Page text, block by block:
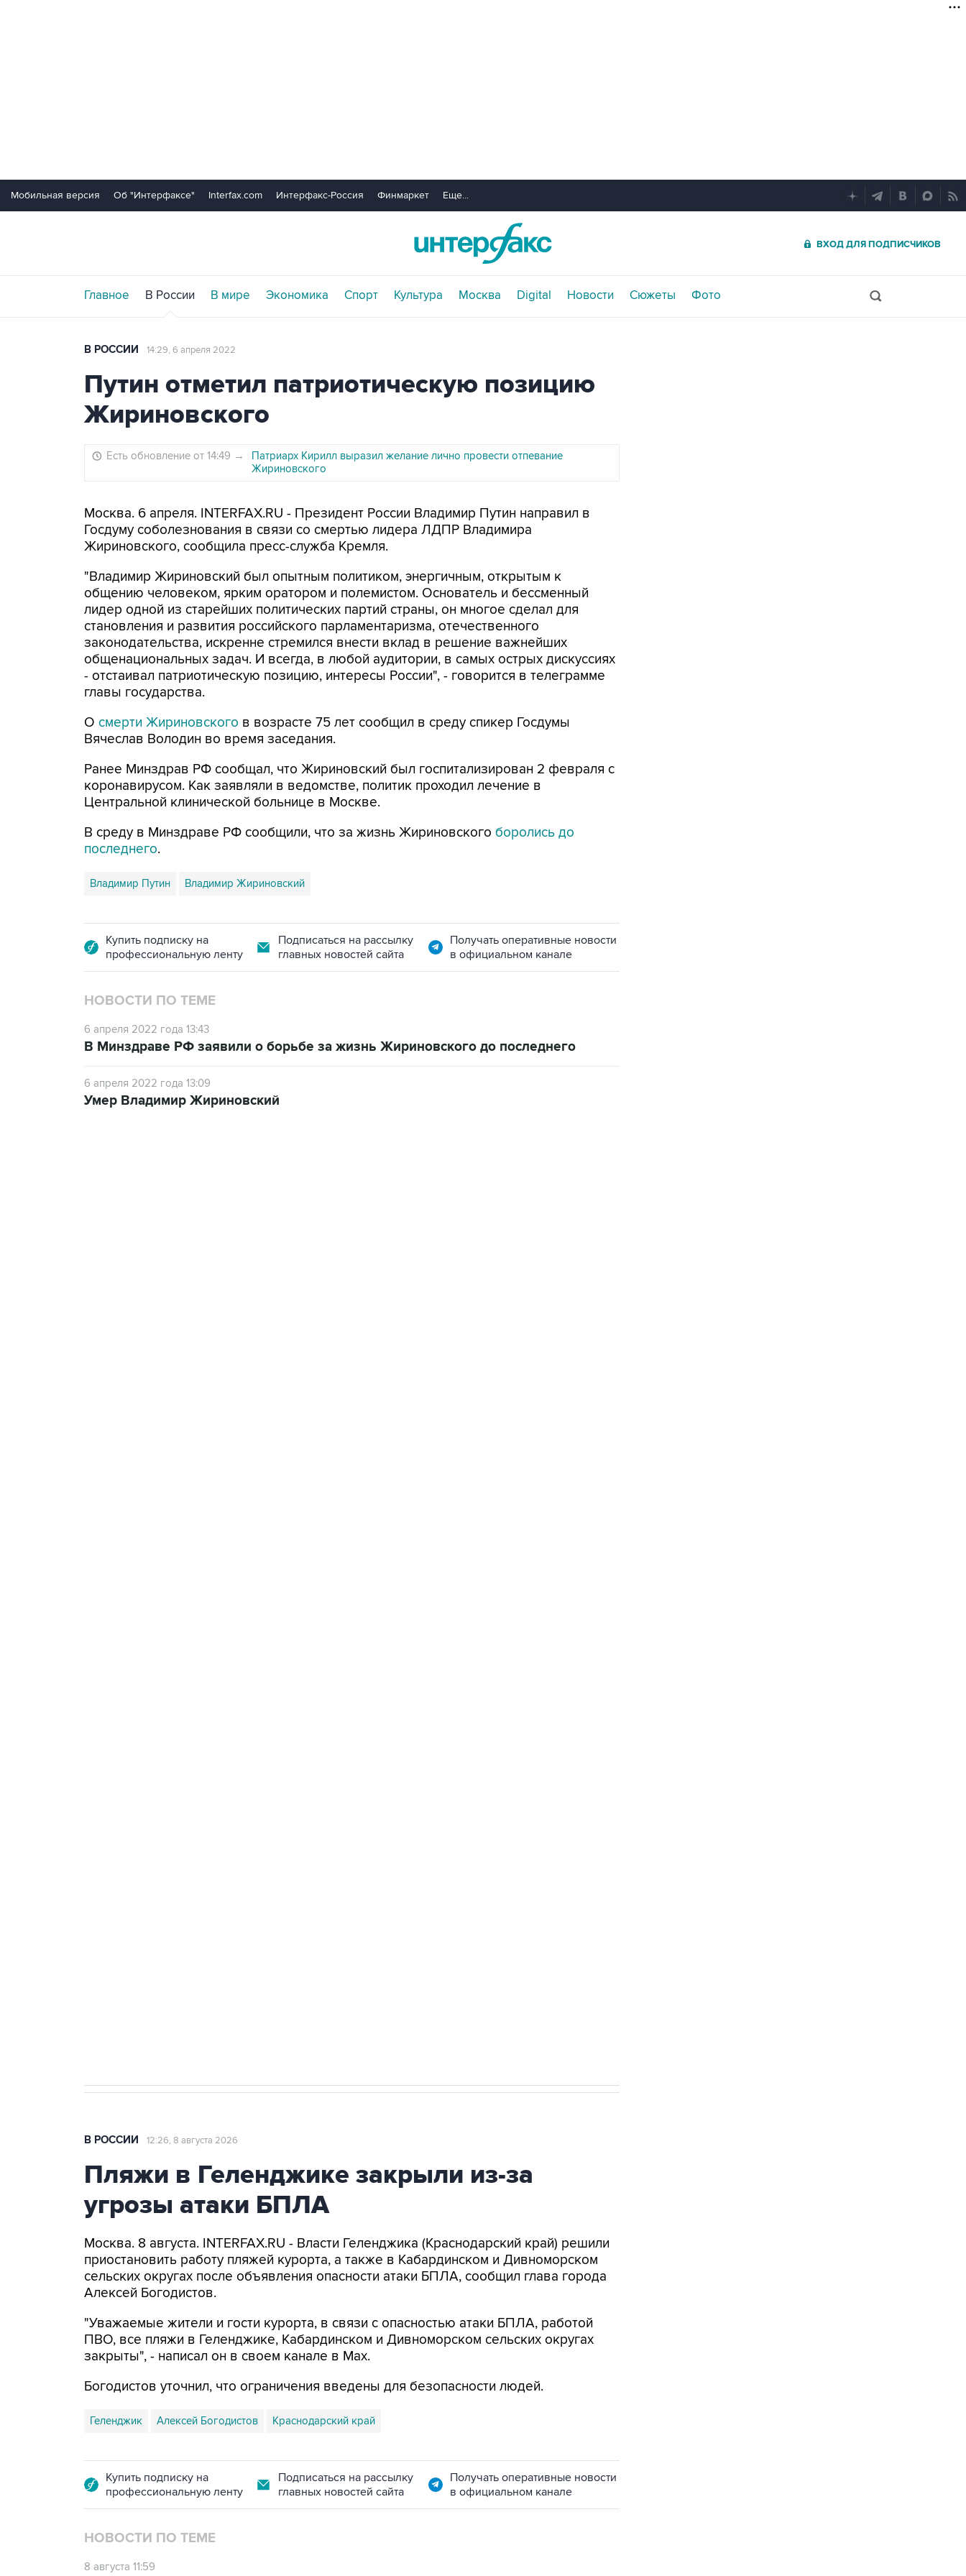
Мобильная версия Об "Интерфаксе" Interfax.com Интерфакс-Россия Финмаркет Еще...
ВХОД ДЛЯ ПОДПИСЧИКОВ
Главное В России В мире Экономика Спорт Культура Москва Digital Новости Сюжеты Фото
В РОССИИ 14:29, 6 апреля 2022
Путин отметил патриотическую позицию
Жириновского
Есть обновление от 14:49 →
Патриарх Кирилл выразил желание лично провести отпевание
Жириновского
Москва. 6 апреля. INTERFAX.RU - Президент России Владимир Путин направил в
Госдуму соболезнования в связи со смертью лидера ЛДПР Владимира
Жириновского, сообщила пресс-служба Кремля.
"Владимир Жириновский был опытным политиком, энергичным, открытым к
общению человеком, ярким оратором и полемистом. Основатель и бессменный
лидер одной из старейших политических партий страны, он многое сделал для
становления и развития российского парламентаризма, отечественного
законодательства, искренне стремился внести вклад в решение важнейших
общенациональных задач. И всегда, в любой аудитории, в самых острых дискуссиях
- отстаивал патриотическую позицию, интересы России", - говорится в телеграмме
главы государства.
О смерти Жириновского в возрасте 75 лет сообщил в среду спикер Госдумы
Вячеслав Володин во время заседания.
Ранее Минздрав РФ сообщал, что Жириновский был госпитализирован 2 февраля с
коронавирусом. Как заявляли в ведомстве, политик проходил лечение в
Центральной клинической больнице в Москве.
В среду в Минздраве РФ сообщили, что за жизнь Жириновского боролись до
последнего.
Владимир Путин Владимир Жириновский
Купить подписку на
профессиональную ленту
Подписаться на рассылку
главных новостей сайта
Получать оперативные новости
в официальном канале
НОВОСТИ ПО ТЕМЕ
6 апреля 2022 года 13:43
В Минздраве РФ заявили о борьбе за жизнь Жириновского до последнего
6 апреля 2022 года 13:09
Умер Владимир Жириновский
В РОССИИ 12:26, 8 августа 2026
Пляжи в Геленджике закрыли из-за
угрозы атаки БПЛА
Москва. 8 августа. INTERFAX.RU - Власти Геленджика (Краснодарский край) решили
приостановить работу пляжей курорта, а также в Кабардинском и Дивноморском
сельских округах после объявления опасности атаки БПЛА, сообщил глава города
Алексей Богодистов.
"Уважаемые жители и гости курорта, в связи с опасностью атаки БПЛА, работой
ПВО, все пляжи в Геленджике, Кабардинском и Дивноморском сельских округах
закрыты", - написал он в своем канале в Max.
Богодистов уточнил, что ограничения введены для безопасности людей.
Геленджик Алексей Богодистов Краснодарский край
Купить подписку на
профессиональную ленту
Подписаться на рассылку
главных новостей сайта
Получать оперативные новости
в официальном канале
НОВОСТИ ПО ТЕМЕ
8 августа 11:59